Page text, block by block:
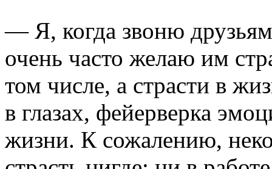
— Я, когда звоню
очень часто желаю им
том числе, а страсти в
в глазах, фейерверка
жизни. К сожалению,